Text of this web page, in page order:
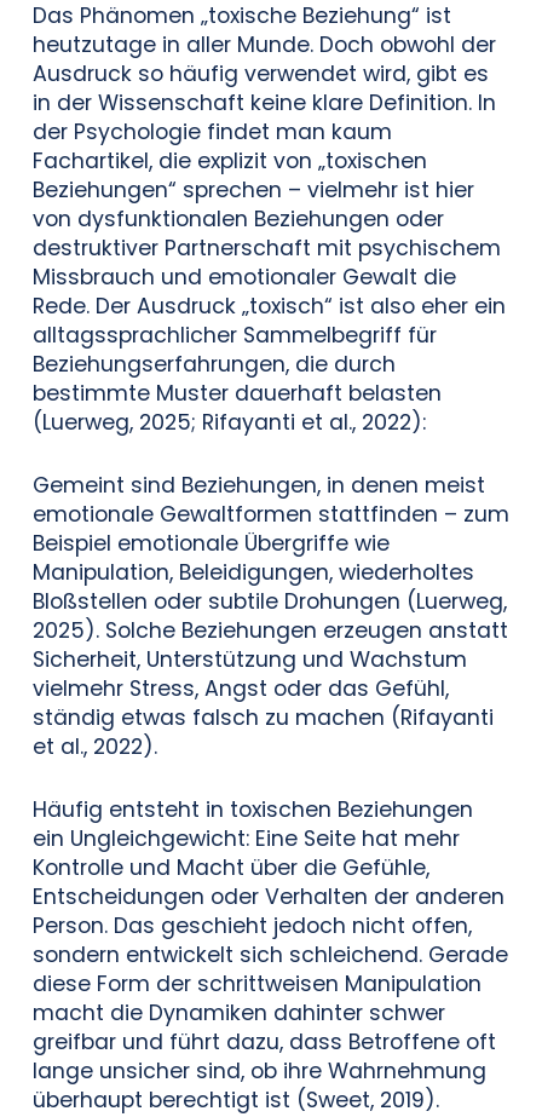
Das Phänomen „toxische Beziehung“ ist
heutzutage in aller Munde. Doch obwohl der
Ausdruck so häufig verwendet wird, gibt es
in der Wissenschaft keine klare Definition. In
der Psychologie findet man kaum
Fachartikel, die explizit von „toxischen
Beziehungen“ sprechen – vielmehr ist hier
von dysfunktionalen Beziehungen oder
destruktiver Partnerschaft mit psychischem
Missbrauch und emotionaler Gewalt die
Rede. Der Ausdruck „toxisch“ ist also eher ein
alltagssprachlicher Sammelbegriff für
Beziehungserfahrungen, die durch
bestimmte Muster dauerhaft belasten
(Luerweg, 2025; Rifayanti et al., 2022):
Gemeint sind Beziehungen, in denen meist
emotionale Gewaltformen stattfinden – zum
Beispiel emotionale Übergriffe wie
Manipulation, Beleidigungen, wiederholtes
Bloßstellen oder subtile Drohungen (Luerweg,
2025). Solche Beziehungen erzeugen anstatt
Sicherheit, Unterstützung und Wachstum
vielmehr Stress, Angst oder das Gefühl,
ständig etwas falsch zu machen (Rifayanti
et al., 2022).
Häufig entsteht in toxischen Beziehungen
ein Ungleichgewicht: Eine Seite hat mehr
Kontrolle und Macht über die Gefühle,
Entscheidungen oder Verhalten der anderen
Person. Das geschieht jedoch nicht offen,
sondern entwickelt sich schleichend. Gerade
diese Form der schrittweisen Manipulation
macht die Dynamiken dahinter schwer
greifbar und führt dazu, dass Betroffene oft
lange unsicher sind, ob ihre Wahrnehmung
überhaupt berechtigt ist (Sweet, 2019).